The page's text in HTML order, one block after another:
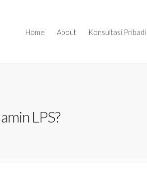
Home About Konsultasi Pribadi
LPS?